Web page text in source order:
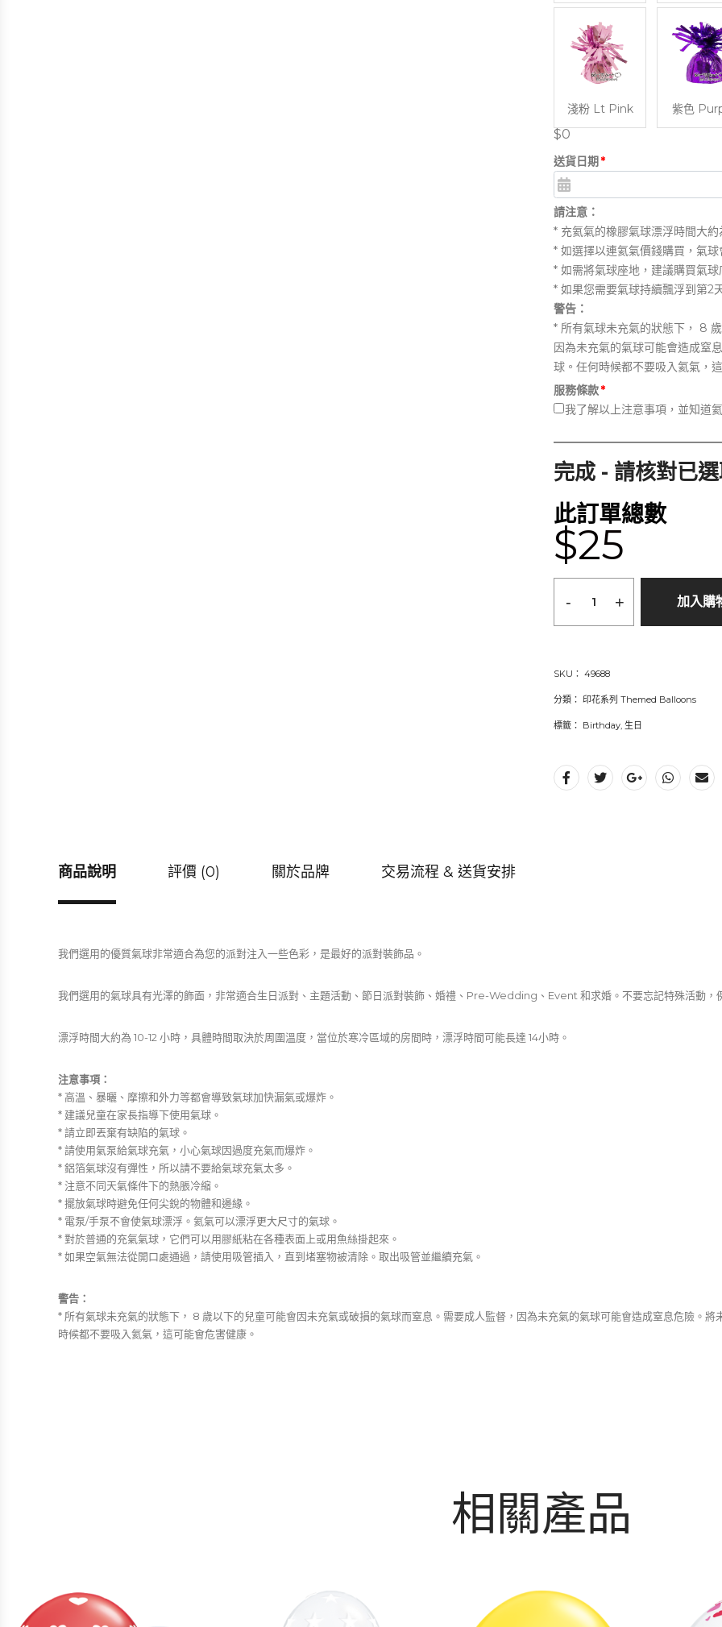
淺粉 Lt Pink 紫色
$0
送貨日期 *
請注意：
* 充氦氣的橡膠氣球漂浮時間大
* 如選擇以連氦氣價錢購買，氣
* 如需將氣球座地，建議購買氣球
* 如果您需要氣球持續飄浮到第2
警告：
* 所有氣球未充氣的狀態下， 8
因為未充氣的氣球可能會造成窒
球。任何時候都不要吸入氦氣，
服務條款*
我了解以上注意事項，並知道
完成 - 請核對已
此訂單總數
$25
- + 加入購
SKU： 49688
分類： 印花系列 Themed Balloons
標籤： Birthday, 生日
商品說明 評價 (0) 關於品牌 交易流程 & 送貨安排
我們選用的優質氣球非常適合為您的派對注入一些色彩，是最好的派對裝飾品。
我們選用的氣球具有光澤的飾面，非常適合生日派對、主題活動、節日派對裝飾、婚禮、Pre-Wedding、Event 和求婚。不要忘記特殊活動，
漂浮時間大約為 10-12 小時，具體時間取決於周圍溫度，當位於寒冷區域的房間時，漂浮時間可能長達 14小時。
注意事項：
* 高溫、暴曬、摩擦和外力等都會導致氣球加快漏氣或爆炸。
* 建議兒童在家長指導下使用氣球。
* 請立即丟棄有缺陷的氣球。
* 請使用氣泵給氣球充氣，小心氣球因過度充氣而爆炸。
* 鋁箔氣球沒有彈性，所以請不要給氣球充氣太多。
* 注意不同天氣條件下的熱脹冷縮。
* 擺放氣球時避免任何尖銳的物體和邊緣。
* 電泵/手泵不會使氣球漂浮。氦氣可以漂浮更大尺寸的氣球。
* 對於普通的充氣氣球，它們可以用膠紙粘在各種表面上或用魚絲掛起來。
* 如果空氣無法從開口處通過，請使用吸管插入，直到堵塞物被清除。取出吸管並繼續充氣。
警告：
* 所有氣球未充氣的狀態下， 8 歲以下的兒童可能會因未充氣或破損的氣球而窒息。需要成人監督，因為未充氣的氣球可能會造成窒息危險。
時候都不要吸入氦氣，這可能會危害健康。
相關產品